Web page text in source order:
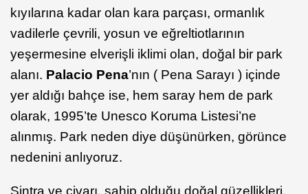
kıyılarına kadar olan kara parçası, ormanlık
vadilerle çevrili, yosun ve eğreltiotlarının
yeşermesine elverişli iklimi olan, doğal bir park
alanı. Palacio Pena’nın ( Pena Sarayı ) içinde
yer aldığı bahçe ise, hem saray hem de park
olarak, 1995’te Unesco Koruma Listesi’ne
alınmış. Park neden diye düşünürken, görünce
nedenini anlıyoruz.
Sintra ve civarı, sahip olduğu doğal güzellikleri,